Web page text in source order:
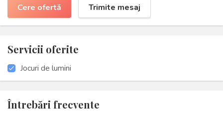
Cere ofertă Trimite mesaj
Servicii oferite
Jocuri de lumini
Întrebări frecvente